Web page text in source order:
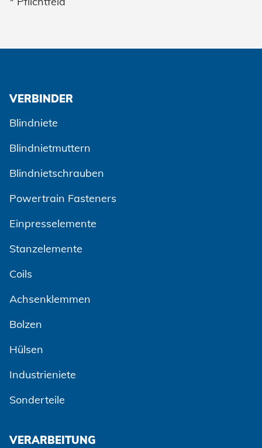
VERBINDER
Blindniete
Blindnietmuttern
Blindnietschrauben
Powertrain Fasteners
Einpresselemente
Stanzelemente
Coils
Achsenklemmen
Bolzen
Hülsen
Industrieniete
Sonderteile
VERARBEITUNG